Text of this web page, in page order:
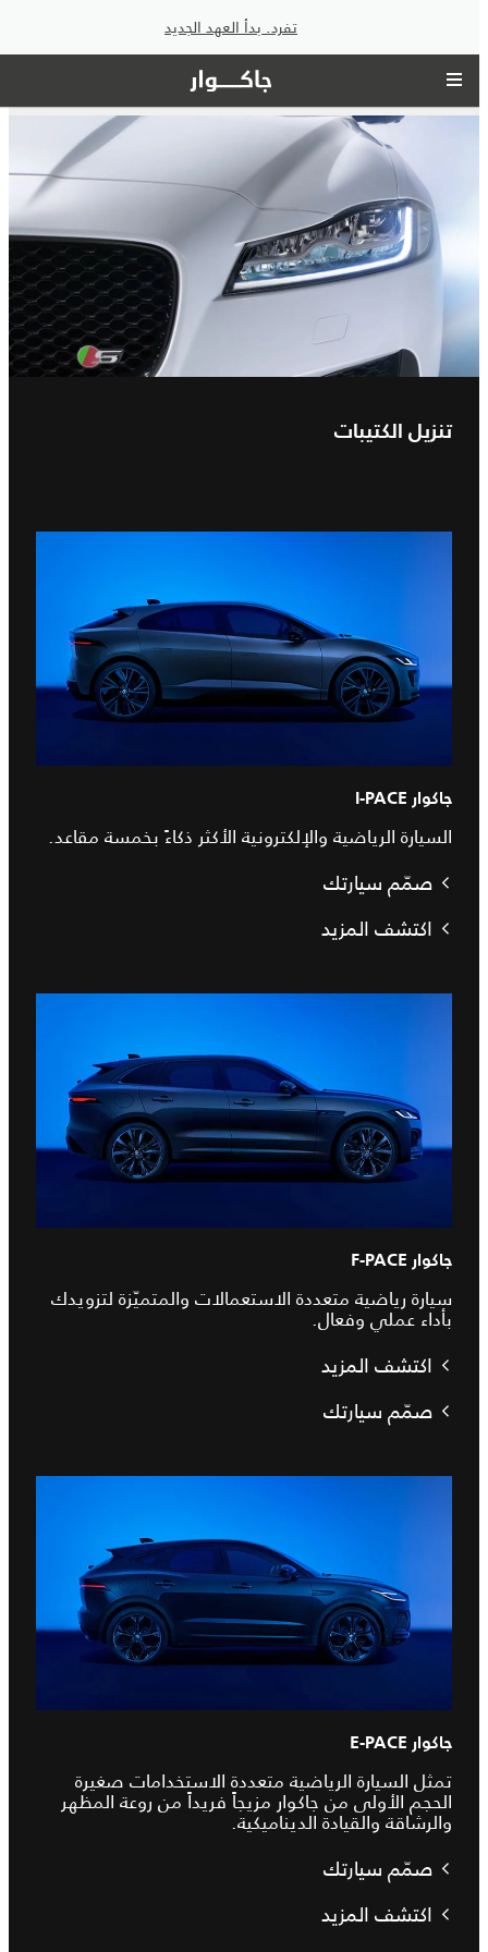
تفرد. بدأ العهد الجديد
تنزيل الكتيبات
جاكوار I‑PACE
السيارة الرياضية والإلكترونية الأكثر ذكاءً بخمسة مقاعد.
صمّم سيارتك
اكتشف المزيد
جاكوار F-PACE
سيارة رياضية متعددة الاستعمالات والمتميّزة لتزويدك
بأداء عملي وفعال.
اكتشف المزيد
صمّم سيارتك
جاكوار E‑PACE
تمثل السيارة الرياضية متعددة الاستخدامات صغيرة
الحجم الأولى من جاكوار مزيجاً فريداً من روعة المظهر
والرشاقة والقيادة الديناميكية.
صمّم سيارتك
اكتشف المزيد